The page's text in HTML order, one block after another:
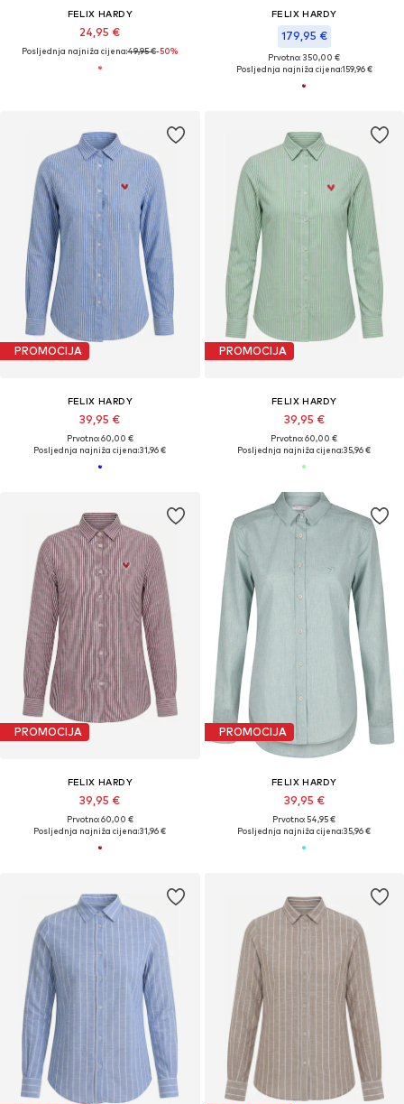
FELIX HARDY
24,95 €
Posljednja najniža cijena:49,95 €-50%
FELIX HARDY
179,95 €
Prvotno: 350,00 €
Posljednja najniža cijena:159,96 €
PROMOCIJA
FELIX HARDY
39,95 €
Prvotno: 60,00 €
Posljednja najniža cijena:31,96 €
PROMOCIJA
FELIX HARDY
39,95 €
Prvotno: 60,00 €
Posljednja najniža cijena:35,96 €
PROMOCIJA
FELIX HARDY
39,95 €
Prvotno: 60,00 €
Posljednja najniža cijena:31,96 €
PROMOCIJA
FELIX HARDY
39,95 €
Prvotno: 54,95 €
Posljednja najniža cijena:35,96 €